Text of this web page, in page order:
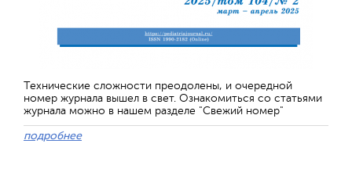
Технические сложности преодолены, и очередной
номер журнала вышел в свет. Ознакомиться со статьями
журнала можно в нашем разделе "Свежий номер"
подробнее